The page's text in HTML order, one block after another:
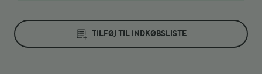
TILFØJ TIL INDKØBSLISTE